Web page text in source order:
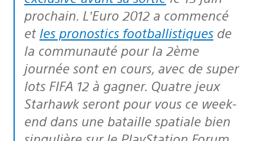
prochain. L’Euro 2012 a commencé
et les pronostics footballistiques de
la communauté pour la 2ème
journée sont en cours, avec de super
lots FIFA 12 à gagner. Quatre jeux
Starhawk seront pour vous ce week-
end dans une bataille spatiale bien